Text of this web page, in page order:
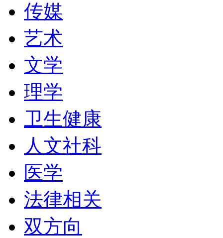
马里兰大学每年大概提
graduate tudent〉260名
〈Fellowhip〉，其中的
学生〈tudent with
recommendation〉。另
或校内教学机构的缺额
争。一旦得到了这些工
$12,131以上，同学的
传媒
艺术
文学
理学
卫生健康
人文社科
医学
法律相关
双方向